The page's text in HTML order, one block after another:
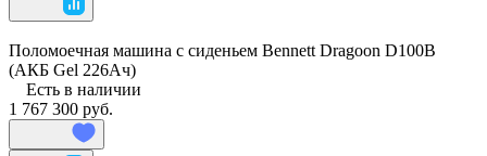
Поломоечная машина с сиденьем Bennett Dragoon D100B
(АКБ Gel 226Ач)
Есть в наличии
1 767 300 руб.